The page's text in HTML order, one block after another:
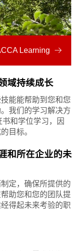
Learning
域持续成长
能能帮助到您和您
我们的学习解决方
和学位学习，因
目标。
和所在企业的未
定，确保所提供的
助您和您的团队提
得起未来考验的职